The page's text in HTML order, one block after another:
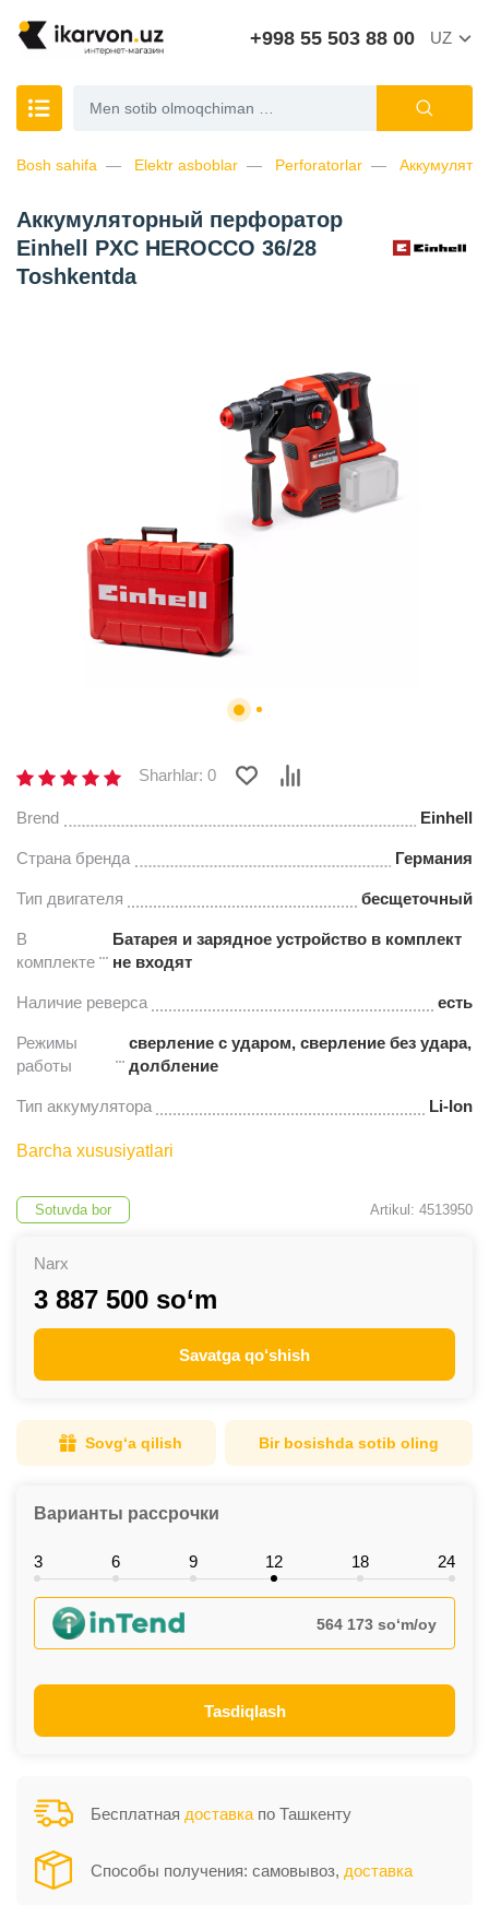
+998 55 503 88 00 UZ
Bosh sahifa Elektr asboblar Perforatorlar
Аккумуляторный перфоратор
Einhell PXC HEROCCO 36/28
Toshkentda
Sharhlar: 0
Brend Einhell
Страна бренда Германия
Тип двигателя бесщеточный
В
комплекте
Батарея и зарядное устройство в комплект
не входят
Наличие реверса есть
Режимы
работы
сверление с ударом, сверление без удара,
долбление
Тип аккумулятора Li-Ion
Вес
Barcha xususiyatlari
Sotuvda bor Artikul: 4513950
Narx
3 887 500 so‘m
Savatga qo‘shish
Sovg‘a qilish Bir bosishda sotib oling
Варианты рассрочки
3 6 9 12 18 24
564 173 so‘m/oy
Tasdiqlash
Бесплатная доставка по Ташкенту
Способы получения: самовывоз, доставка